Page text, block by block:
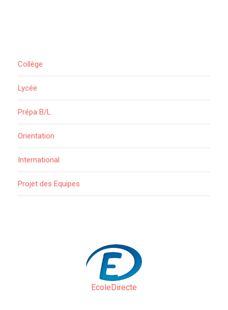
Collège
Lycée
Prépa B/L
Orientation
International
Projet des Equipes
EcoleDirecte